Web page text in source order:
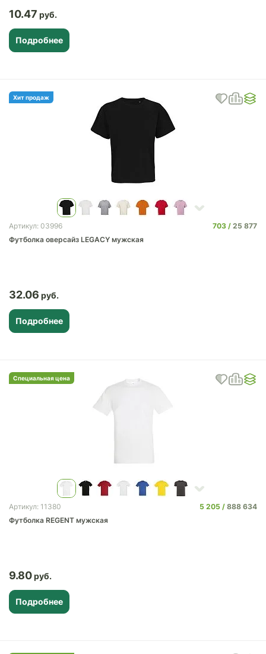
10.47
Подробнее
Хит продаж
Артикул: 03996 703
25 877
Футболка оверсайз LEGACY мужская
32.06
Подробнее
Специальная цена
Артикул: 11380 5 205
888 634
Футболка REGENT мужская
9.80
Подробнее